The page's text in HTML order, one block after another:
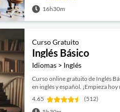
16h30m
Curso Gratuito
Inglés Básico
Idiomas > Inglés
Curso online gratuito de Inglés
en inglés y español. ¡Empieza hoy
4.65
(512)